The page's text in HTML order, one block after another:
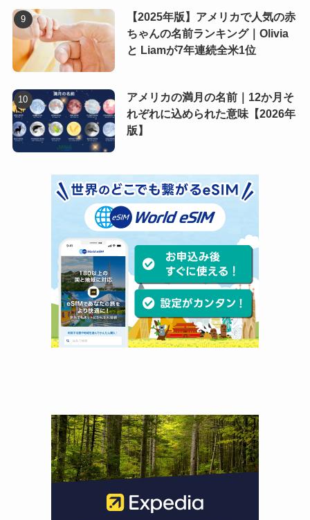
【2025年版】アメリカで人気の赤
ちゃんの名前ランキング｜Olivia
と Liamが7年連続全米1位
アメリカの満月の名前｜12か月そ
れぞれに込められた意味【2026年
版】